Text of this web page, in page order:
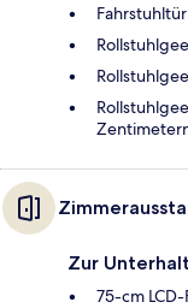
Zur
75-cm